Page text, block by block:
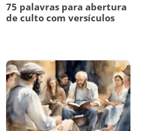
75 palavras para abertura
de culto com versículos